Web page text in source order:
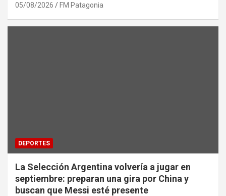
05/08/2026 FM Patagonia
DEPORTES
La Selección Argentina volvería a jugar en
septiembre: preparan una gira por China y
buscan que Messi esté presente